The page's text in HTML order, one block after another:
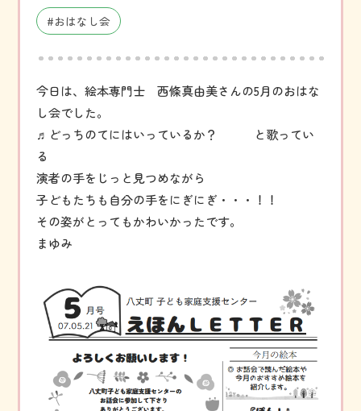
#おはなし会
今日は、絵本専門士 西條真由美さんの5月のおはな
し会でした。
♬どっちのてにはいっているか？ と歌ってい
る
演者の手をじっと見つめながら
子どもたちも自分の手をにぎにぎ・・・！！
その姿がとってもかわいかったです。
まゆみ